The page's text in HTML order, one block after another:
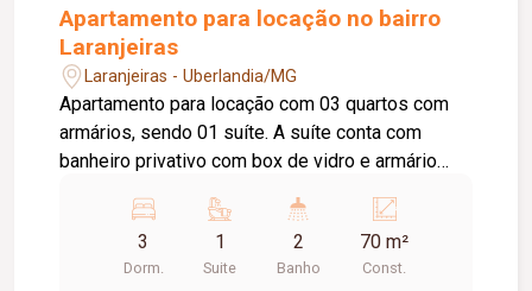
Apartamento para locação no bairro
Laranjeiras
Laranjeiras - Uberlandia/MG
Apartamento para locação com 03 quartos com
armários, sendo 01 suíte. A suíte conta com
banheiro privativo com box de vidro e armário
ambientes, e sacada. Cozinha com armários e
cooktop, além de área de serviço. O imóvel
possui ainda 01 banheiro social com box de vidro
3
Dorm.
1
Suite
2
Banho
70 m²
Const.